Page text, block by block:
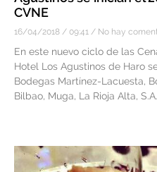
CVNE
16/04/2018 09:41 No hay
En este nuevo ciclo de las
Hotel Los Agustinos de Haro
Bodegas Martínez-Lacuesta,
Bilbao, Muga, La Rioja Alta,